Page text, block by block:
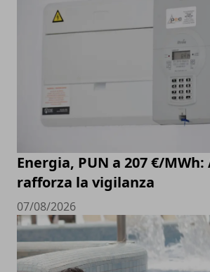
Energia, PUN a 207 €/MWh:
rafforza la vigilanza
07/08/2026